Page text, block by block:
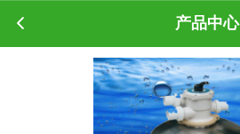
产品中心